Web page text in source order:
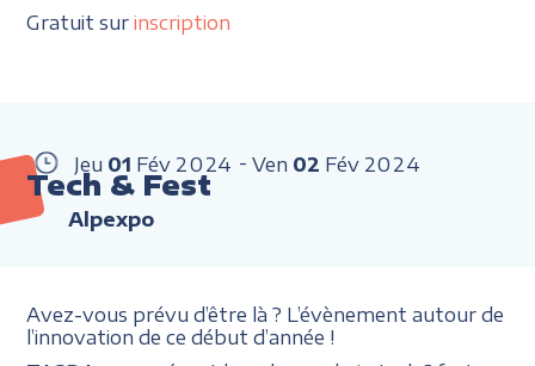
Gratuit surinscription
Jeu 01 Fév 2024 Ven 02 Fév 2024
Tech & Fest
Alpexpo
Avez-vous prévu d’être là ? L’évènement autour de
l’innovation de ce début d’année !